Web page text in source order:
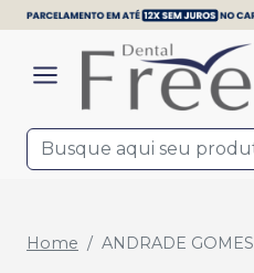
Home ANDRADE GOMES